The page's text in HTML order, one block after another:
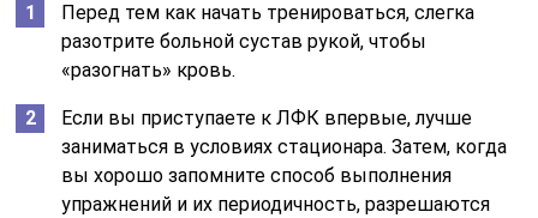
Перед тем как начать тренироваться, слегка
разотрите больной сустав рукой, чтобы
«разогнать» кровь.
Если вы приступаете к ЛФК впервые, лучше
заниматься в условиях стационара. Затем, когда
вы хорошо запомните способ выполнения
упражнений и их периодичность, разрешаются